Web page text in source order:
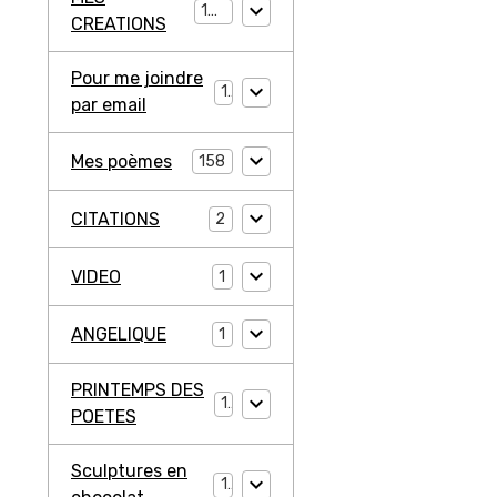
CREATIONS
194
Pour me joindre
par email
1
Mes poèmes 158
CITATIONS 2
VIDEO 1
ANGELIQUE 1
PRINTEMPS DES
POETES
1
Sculptures en
1